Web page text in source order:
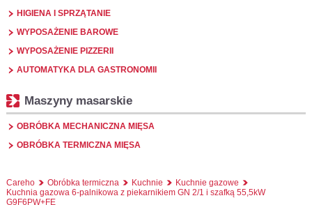
HIGIENA I SPRZĄTANIE
WYPOSAŻENIE BAROWE
WYPOSAŻENIE PIZZERII
AUTOMATYKA DLA GASTRONOMII
Maszyny masarskie
OBRÓBKA MECHANICZNA MIĘSA
OBRÓBKA TERMICZNA MIĘSA
Careho Obróbka termiczna Kuchnie
Kuchnie gazowe
Kuchnia gazowa 6-palnikowa z piekarnikiem GN 2/1 i szafką 55,5kW
G9F6PW+FE